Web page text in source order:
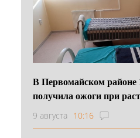
В Первомайском районе
получила ожоги при
9 августа 10:16